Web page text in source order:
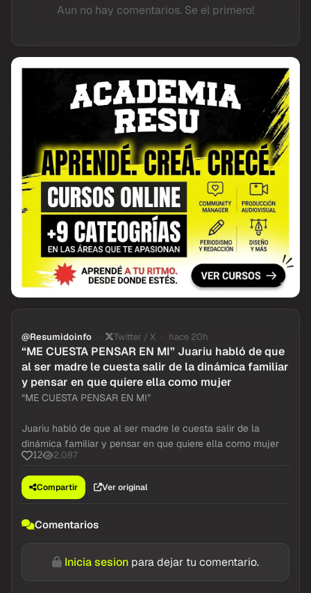
Aun no hay comentarios. Se el primero!
@Resumidoinfo Twitter / X hace 20h
“ME CUESTA PENSAR EN MI” Juariu habló de que
al ser madre le cuesta salir de la dinámica familiar
y pensar en que quiere ella como mujer
“ME CUESTA PENSAR EN MI”
Juariu habló de que al ser madre le cuesta salir de la
dinámica familiar y pensar en que quiere ella como mujer
12 2,087
Compartir Ver original
Comentarios
Inicia sesion para dejar tu comentario.